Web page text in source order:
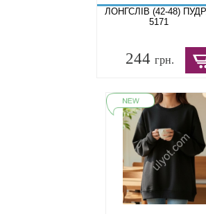
ЛОНГСЛІВ (42-48)
5171
244 грн.